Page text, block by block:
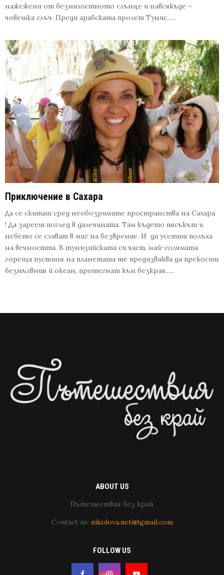
нажежени от безмилостното слънце и навсякъде –
човешка глъч. Преди арабската пролет Тунис......
Приключение в Сахара
Да се скиташ сред необозримите пространства на Сахара
! Да зарееш поглед в далечината. Там където пясъкът и
небето се сливат в миг на безвремие. И да усетиш полъха
на вечността. В тунизийската си част, най-голямата
гореща пустиня на планетата те предизвиква да прекосиш
безмълвния й океан, протегнат към безкрая......
ABOUT US
Пътешествия без край.
Contact us: nikolova.neti@gmail.com
FOLLOW US